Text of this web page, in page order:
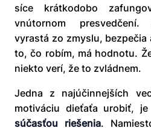
síce krátkodobo
vnútornom presvedčení.
vyrastá zo zmyslu,
to, čo robím, má hodnotu.
niekto verí, že to zvládnem.
Jedna z najúčinnejších
motiváciu dieťaťa urobiť, je
súčasťou riešenia.